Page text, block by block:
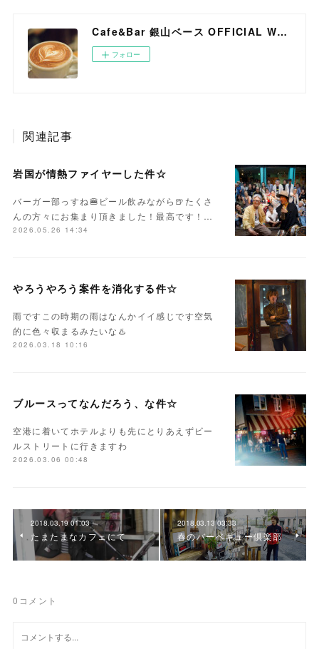
Cafe&Bar 銀山ベース OFFICIAL WEB SITE
フォロー
関連記事
岩国が情熱ファイヤーした件☆
バーガー部っすね🍔ビール飲みながら🍺たくさ
んの方々にお集まり頂きました！最高です！…
2026.05.26 14:34
やろうやろう案件を消化する件☆
雨ですこの時期の雨はなんかイイ感じです空気
的に色々収まるみたいな♨️
2026.03.18 10:16
ブルースってなんだろう、な件☆
空港に着いてホテルよりも先にとりあえずビー
ルストリートに行きますわ
2026.03.06 00:48
2018.03.19 01:03
たまたまなカフェにて
2018.03.13 03:33
春のバーベキュー倶楽部
0 コメント